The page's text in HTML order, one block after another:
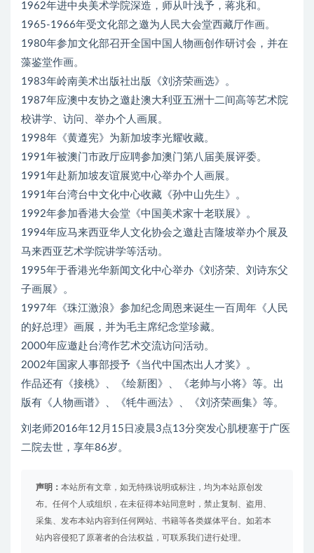
1962年进中央美术学院深造，师从叶浅予，蒋兆和。
1965-1966年受文化部之邀为人民大会堂西藏厅作画。
1980年参加文化部召开全国中国人物画创作研讨会，并在
藻鉴堂作画。
1983年岭南美术出版社出版《刘济荣画选》。
1987年应澳中友协之邀赴澳大利亚五洲十二间高等艺术院
校讲学、访问、举办个人画展。
1998年《黄遵宪》为新加坡李光耀收藏。
1991年被澳门市政厅应聘参加澳门第八届美展评委。
1991年赴新加坡友谊展览中心举办个人画展。
1991年台湾台中文化中心收藏《孙中山先生》。
1992年参加香港大会堂《中国美术家十老联展》。
1994年应马来西亚华人文化协会之邀赴吉隆坡举办个展及
马来西亚艺术学院讲学等活动。
1995年于香港光华新闻文化中心举办《刘济荣、刘诗东父
子画展》。
1997年《珠江激浪》参加纪念周恩来诞生一百周年《人民
的好总理》画展，并为毛主席纪念堂珍藏。
2000年应邀赴台湾作艺术交流访问活动。
2002年国家人事部授予《当代中国杰出人才奖》。
作品还有《接桃》、《绘新图》、《老帅与小将》等。出
版有《人物画谱》、《牦牛画法》、《刘济荣画集》等。
刘老师2016年12月15日凌晨3点13分突发心肌梗塞于广医
二院去世，享年86岁。
声明： 本站所有文章，如无特殊说明或标注，均为本站原创发
布。任何个人或组织，在未征得本站同意时，禁止复制、盗用、
采集、发布本站内容到任何网站、书籍等各类媒体平台。如若本
站内容侵犯了原著者的合法权益，可联系我们进行处理。